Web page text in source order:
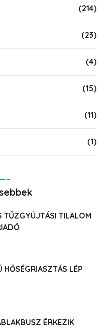
(214)
(23)
(4)
(15)
(11)
(1)
TŰZGYÚJTÁSI TILALOM
HŐSÉGRIASZTÁS LÉP
ÉRKEZIK